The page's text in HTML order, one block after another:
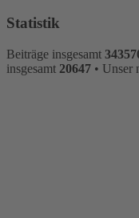
Statistik
Beiträge insgesamt
insgesamt 20647 • Unser